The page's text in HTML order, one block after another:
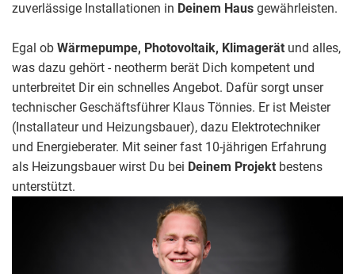
zuverlässige Installationen in Deinem Haus gewährleisten.
Egal ob Wärmepumpe, Photovoltaik, Klimagerät und alles,
was dazu gehört - neotherm berät Dich kompetent und
unterbreitet Dir ein schnelles Angebot. Dafür sorgt unser
technischer Geschäftsführer Klaus Tönnies. Er ist Meister
(Installateur und Heizungsbauer), dazu Elektrotechniker
und Energieberater. Mit seiner fast 10-jährigen Erfahrung
als Heizungsbauer wirst Du bei Deinem Projekt bestens
unterstützt.